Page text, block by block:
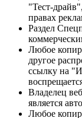
"Тест-
правах
Раздел
Любое
другое
ссылку на
Владелец
является
Любое